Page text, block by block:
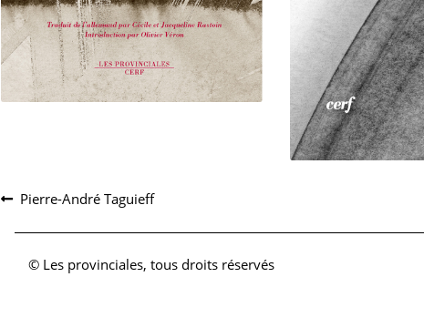
Navigation
de
l’article
Article
Pierre-André Taguieff
© Les provinciales, tous droits réservés